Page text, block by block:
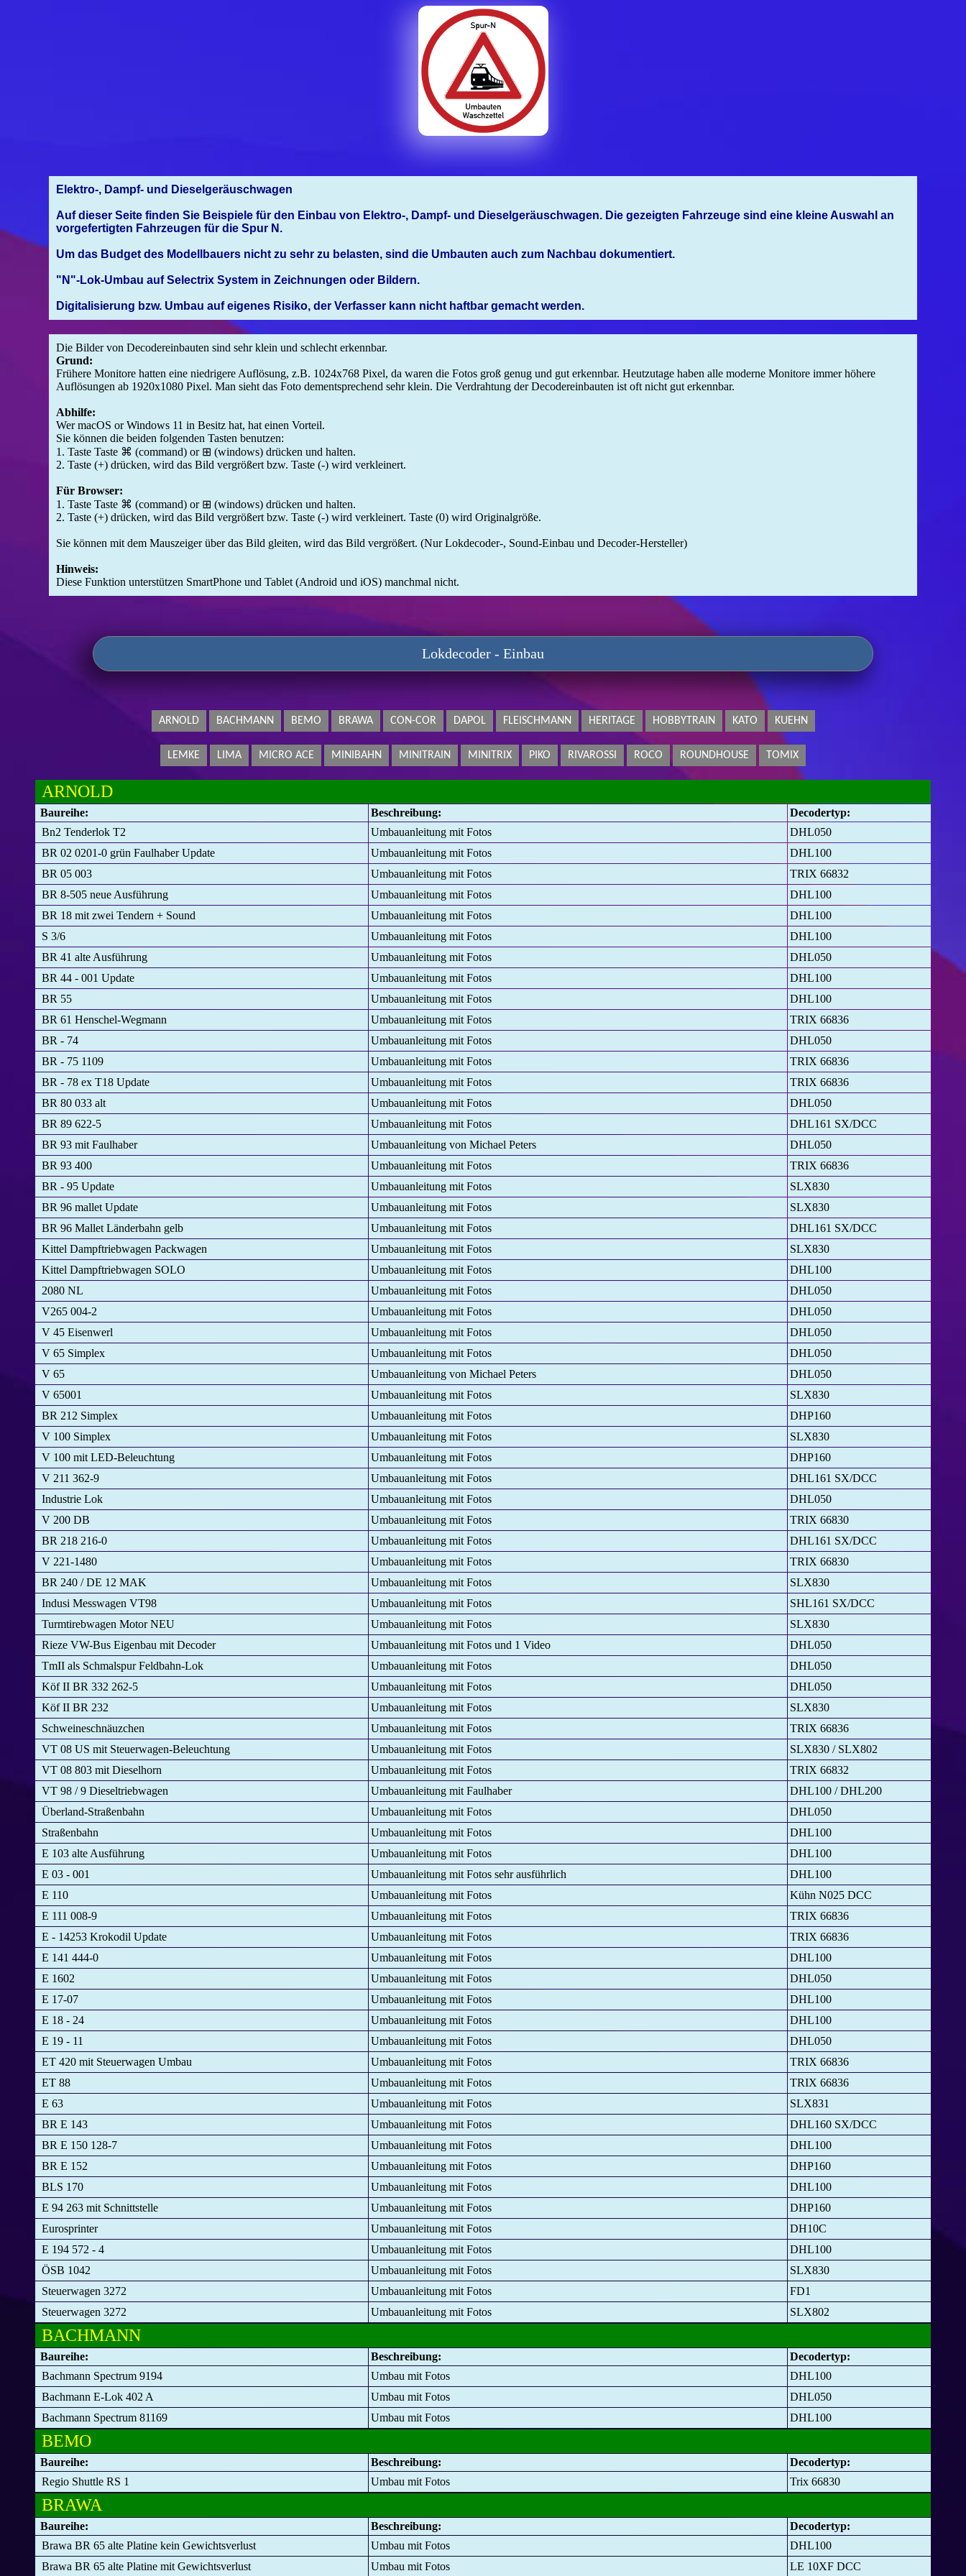
Elektro-, Dampf- und Dieselgeräuschwagen
Auf dieser Seite finden Sie Beispiele für den Einbau von Elektro-, Dampf- und Dieselgeräuschwagen. Die gezeigten Fahrzeuge sind eine kleine Auswahl an
vorgefertigten Fahrzeugen für die Spur N.
Um das Budget des Modellbauers nicht zu sehr zu belasten, sind die Umbauten auch zum Nachbau dokumentiert.
"N"-Lok-Umbau auf Selectrix System in Zeichnungen oder Bildern.
Digitalisierung bzw. Umbau auf eigenes Risiko, der Verfasser kann nicht haftbar gemacht werden.
Die Bilder von Decodereinbauten sind sehr klein und schlecht erkennbar.
Grund:
Frühere Monitore hatten eine niedrigere Auflösung, z.B. 1024x768 Pixel, da waren die Fotos groß genug und gut erkennbar. Heutzutage haben alle moderne Monitore immer höhere
Auflösungen ab 1920x1080 Pixel. Man sieht das Foto dementsprechend sehr klein. Die Verdrahtung der Decodereinbauten ist oft nicht gut erkennbar.
Abhilfe:
Wer macOS or Windows 11 in Besitz hat, hat einen Vorteil.
Sie können die beiden folgenden Tasten benutzen:
1. Taste Taste ⌘ (command) or ⊞ (windows) drücken und halten.
2. Taste (+) drücken, wird das Bild vergrößert bzw. Taste (-) wird verkleinert.
Für Browser:
1. Taste Taste ⌘ (command) or ⊞ (windows) drücken und halten.
2. Taste (+) drücken, wird das Bild vergrößert bzw. Taste (-) wird verkleinert. Taste (0) wird Originalgröße.
Sie können mit dem Mauszeiger über das Bild gleiten, wird das Bild vergrößert. (Nur Lokdecoder-, Sound-Einbau und Decoder-Hersteller)
Hinweis:
Diese Funktion unterstützen SmartPhone und Tablet (Android und iOS) manchmal nicht.
Lokdecoder - Einbau
ARNOLD BACHMANN BEMO BRAWA CON-COR DAPOL FLEISCHMANN HERITAGE HOBBYTRAIN KATO KUEHN
LEMKE LIMA MICRO ACE MINIBAHN MINITRAIN MINITRIX PIKO RIVAROSSI ROCO ROUNDHOUSE TOMIX
ARNOLD
Baureihe: Beschreibung:
Decodertyp:
Bn2 Tenderlok T2
Umbauanleitung mit Fotos
DHL050
BR 02 0201-0 grün Faulhaber Update
Umbauanleitung mit Fotos
DHL100
BR 05 003
Umbauanleitung mit Fotos
TRIX 66832
BR 8-505 neue Ausführung
Umbauanleitung mit Fotos
DHL100
BR 18 mit zwei Tendern + Sound
Umbauanleitung mit Fotos
DHL100
S 3/6
Umbauanleitung mit Fotos
DHL100
BR 41 alte Ausführung
Umbauanleitung mit Fotos
DHL050
BR 44 - 001 Update
Umbauanleitung mit Fotos
DHL100
BR 55
Umbauanleitung mit Fotos
DHL100
BR 61 Henschel-Wegmann
Umbauanleitung mit Fotos
TRIX 66836
BR - 74
Umbauanleitung mit Fotos
DHL050
BR - 75 1109
Umbauanleitung mit Fotos
TRIX 66836
BR - 78 ex T18 Update
Umbauanleitung mit Fotos
TRIX 66836
BR 80 033 alt
Umbauanleitung mit Fotos
DHL050
BR 89 622-5
Umbauanleitung mit Fotos
DHL161 SX/DCC
BR 93 mit Faulhaber
Umbauanleitung von Michael Peters
DHL050
BR 93 400
Umbauanleitung mit Fotos
TRIX 66836
BR - 95 Update
Umbauanleitung mit Fotos
SLX830
BR 96 mallet Update
Umbauanleitung mit Fotos
SLX830
BR 96 Mallet Länderbahn gelb
Umbauanleitung mit Fotos
DHL161 SX/DCC
Kittel Dampftriebwagen Packwagen
Umbauanleitung mit Fotos
SLX830
Kittel Dampftriebwagen SOLO
Umbauanleitung mit Fotos
DHL100
2080 NL
Umbauanleitung mit Fotos
DHL050
V265 004-2
Umbauanleitung mit Fotos
DHL050
V 45 Eisenwerl
Umbauanleitung mit Fotos
DHL050
V 65 Simplex
Umbauanleitung mit Fotos
DHL050
V 65
Umbauanleitung von Michael Peters
DHL050
V 65001
Umbauanleitung mit Fotos
SLX830
BR 212 Simplex
Umbauanleitung mit Fotos
DHP160
V 100 Simplex
Umbauanleitung mit Fotos
SLX830
V 100 mit LED-Beleuchtung
Umbauanleitung mit Fotos
DHP160
V 211 362-9
Umbauanleitung mit Fotos
DHL161 SX/DCC
Industrie Lok
Umbauanleitung mit Fotos
DHL050
V 200 DB
Umbauanleitung mit Fotos
TRIX 66830
BR 218 216-0
Umbauanleitung mit Fotos
DHL161 SX/DCC
V 221-1480
Umbauanleitung mit Fotos
TRIX 66830
BR 240 / DE 12 MAK
Umbauanleitung mit Fotos
SLX830
Indusi Messwagen VT98
Umbauanleitung mit Fotos
SHL161 SX/DCC
Turmtirebwagen Motor NEU
Umbauanleitung mit Fotos
SLX830
Rieze VW-Bus Eigenbau mit Decoder
Umbauanleitung mit Fotos und 1 Video
DHL050
TmII als Schmalspur Feldbahn-Lok
Umbauanleitung mit Fotos
DHL050
Köf II BR 332 262-5
Umbauanleitung mit Fotos
DHL050
Köf II BR 232
Umbauanleitung mit Fotos
SLX830
Schweineschnäuzchen
Umbauanleitung mit Fotos
TRIX 66836
VT 08 US mit Steuerwagen-Beleuchtung
Umbauanleitung mit Fotos
SLX830 / SLX802
VT 08 803 mit Dieselhorn
Umbauanleitung mit Fotos
TRIX 66832
VT 98 / 9 Dieseltriebwagen
Umbauanleitung mit Faulhaber
DHL100 / DHL200
Überland-Straßenbahn
Umbauanleitung mit Fotos
DHL050
Straßenbahn
Umbauanleitung mit Fotos
DHL100
E 103 alte Ausführung
Umbauanleitung mit Fotos
DHL100
E 03 - 001
Umbauanleitung mit Fotos sehr ausführlich
DHL100
E 110
Umbauanleitung mit Fotos
Kühn N025 DCC
E 111 008-9
Umbauanleitung mit Fotos
TRIX 66836
E - 14253 Krokodil Update
Umbauanleitung mit Fotos
TRIX 66836
E 141 444-0
Umbauanleitung mit Fotos
DHL100
E 1602
Umbauanleitung mit Fotos
DHL050
E 17-07
Umbauanleitung mit Fotos
DHL100
E 18 - 24
Umbauanleitung mit Fotos
DHL100
E 19 - 11
Umbauanleitung mit Fotos
DHL050
ET 420 mit Steuerwagen Umbau
Umbauanleitung mit Fotos
TRIX 66836
ET 88
Umbauanleitung mit Fotos
TRIX 66836
E 63
Umbauanleitung mit Fotos
SLX831
BR E 143
Umbauanleitung mit Fotos
DHL160 SX/DCC
BR E 150 128-7
Umbauanleitung mit Fotos
DHL100
BR E 152
Umbauanleitung mit Fotos
DHP160
BLS 170
Umbauanleitung mit Fotos
DHL100
E 94 263 mit Schnittstelle
Umbauanleitung mit Fotos
DHP160
Eurosprinter
Umbauanleitung mit Fotos
DH10C
E 194 572 - 4
Umbauanleitung mit Fotos
DHL100
ÖSB 1042
Umbauanleitung mit Fotos
SLX830
Steuerwagen 3272
Umbauanleitung mit Fotos
FD1
Steuerwagen 3272
Umbauanleitung mit Fotos SLX802
BACHMANN
Baureihe: Beschreibung:
Decodertyp:
Bachmann Spectrum 9194
Umbau mit Fotos
DHL100
Bachmann E-Lok 402 A
Umbau mit Fotos
DHL050
Bachmann Spectrum 81169
Umbau mit Fotos DHL100
BEMO
Baureihe: Beschreibung:
Decodertyp:
Regio Shuttle RS 1
Umbau mit Fotos Trix 66830
BRAWA
Baureihe: Beschreibung:
Decodertyp:
Brawa BR 65 alte Platine kein Gewichtsverlust
Umbau mit Fotos
DHL100
Brawa BR 65 alte Platine mit Gewichtsverlust
Umbau mit Fotos LE 10XF DCC